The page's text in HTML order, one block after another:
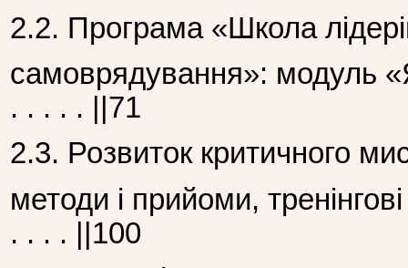
2.2. Програма «Школа
самоврядування»: модуль
. . . . . ||71
2.3. Розвиток критичного
методи і прийоми,
. . . . ||100